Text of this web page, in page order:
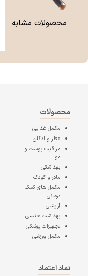
محصولات مشابه
محصولات
مکمل غذایی
عطر و ادکلن
مراقبت پوست و
مو
بهداشتی
مادر و کودک
مکمل های کمک
درمانی
آرایشی
بهداشت جنسی
تجهیزات پزشکی
مکمل ورزشی
نماد اعتماد